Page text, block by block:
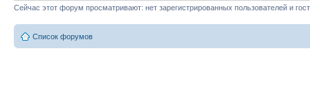
Сейчас этот форум просматривают: нет зарегистрированных пользователей и
Список форумов